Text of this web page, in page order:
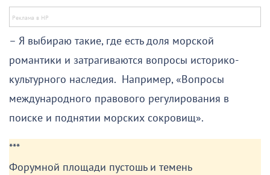
– Я выбираю такие, где есть доля морской
романтики и затрагиваются вопросы историко-
культурного наследия. Например, «Вопросы
международного правового регулирования в
поиске и поднятии морских сокровищ».
***
Форумной площади пустошь и темень